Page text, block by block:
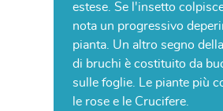
estese. Se l'insetto
nota un progressivo
pianta. Un altro segno
di bruchi è costituito da
sulle foglie. Le piante più
le rose e le Crucifere.